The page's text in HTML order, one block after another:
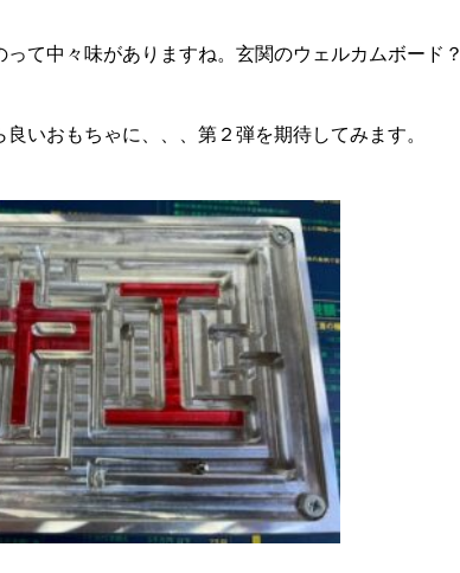
て中々味がありますね。玄関のウェルカムボード？
いおもちゃに、、、第２弾を期待してみます。